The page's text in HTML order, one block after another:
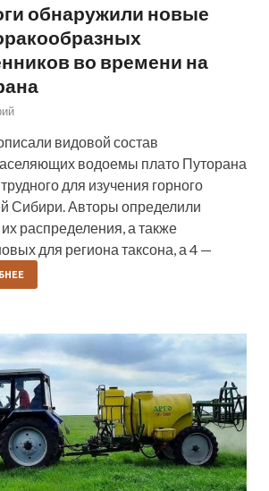
обнаружили новые
во времени на
видовой состав
водоемы плато Путорана
для изучения горного
Сибири. Авторы определили
распределения, а также
для региона таксона, а 4 —